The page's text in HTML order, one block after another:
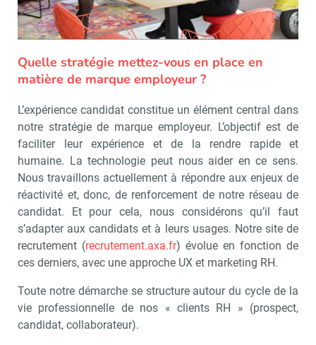
Quelle stratégie mettez-vous en place en
matière de marque employeur ?
L’expérience candidat constitue un élément central dans
notre stratégie de marque employeur. L’objectif est de
faciliter leur expérience et de la rendre rapide et
humaine. La technologie peut nous aider en ce sens.
Nous travaillons actuellement à répondre aux enjeux de
réactivité et, donc, de renforcement de notre réseau de
candidat. Et pour cela, nous considérons qu’il faut
s’adapter aux candidats et à leurs usages. Notre site de
recrutement (recrutement.axa.fr) évolue en fonction de
ces derniers, avec une approche UX et marketing RH.
Toute notre démarche se structure autour du cycle de la
vie professionnelle de nos « clients RH » (prospect,
candidat, collaborateur).